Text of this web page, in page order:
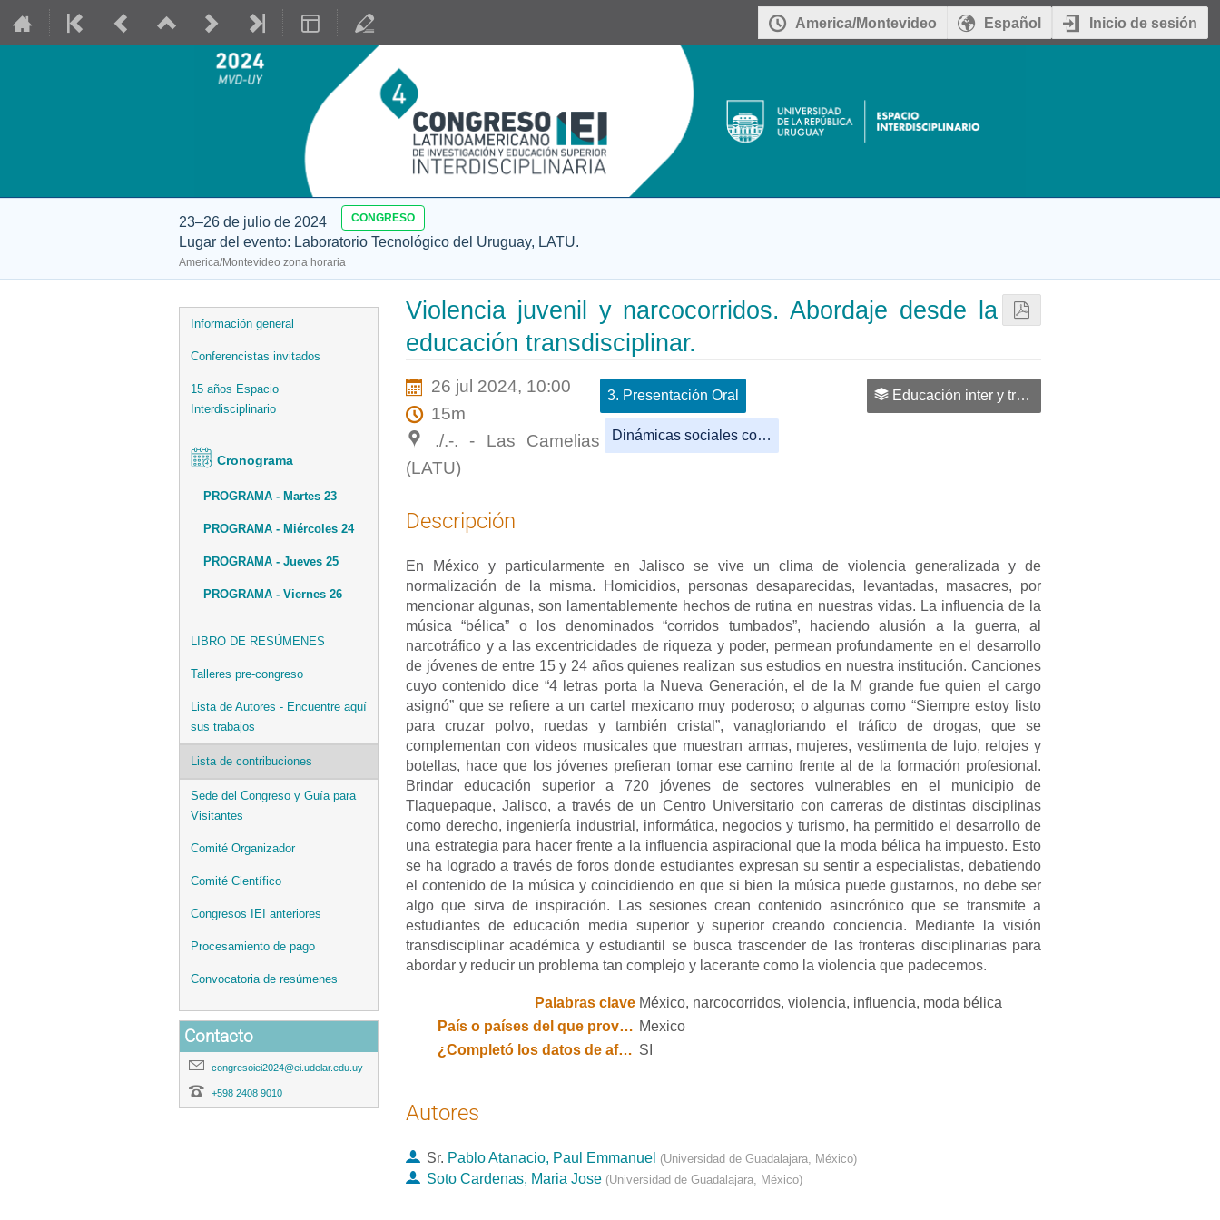
America/Montevideo Español Inicio de sesión
23–26 de julio de 2024 CONGRESO
Lugar del evento: Laboratorio Tecnológico del Uruguay, LATU.
America/Montevideo zona horaria
Event
menu
Información general
Conferencistas invitados
15 años Espacio
Interdisciplinario
Cronograma
PROGRAMA - Martes 23
PROGRAMA - Miércoles 24
PROGRAMA - Jueves 25
PROGRAMA - Viernes 26
LIBRO DE RESÚMENES
Talleres pre-congreso
Lista de Autores - Encuentre aquí
sus trabajos
Lista de contribuciones
Sede del Congreso y Guía para
Visitantes
Comité Organizador
Comité Científico
Congresos IEI anteriores
Procesamiento de pago
Convocatoria de resúmenes
Contacto
congresoiei2024@ei.udelar.edu.uy
+598 2408 9010
Violencia juvenil y narcocorridos. Abordaje desde la
educación transdisciplinar.
26 jul 2024, 10:00
15m
./.-. - Las Camelias
(LATU)
3. Presentación Oral Educación inter y transdisciplinaria
Dinámicas sociales complejas
Descripción
En México y particularmente en Jalisco se vive un clima de violencia generalizada y de
normalización de la misma. Homicidios, personas desaparecidas, levantadas, masacres, por
mencionar algunas, son lamentablemente hechos de rutina en nuestras vidas. La influencia de la
música “bélica” o los denominados “corridos tumbados”, haciendo alusión a la guerra, al
narcotráfico y a las excentricidades de riqueza y poder, permean profundamente en el desarrollo
de jóvenes de entre 15 y 24 años quienes realizan sus estudios en nuestra institución. Canciones
cuyo contenido dice “4 letras porta la Nueva Generación, el de la M grande fue quien el cargo
asignó” que se refiere a un cartel mexicano muy poderoso; o algunas como “Siempre estoy listo
para cruzar polvo, ruedas y también cristal”, vanagloriando el tráfico de drogas, que se
complementan con videos musicales que muestran armas, mujeres, vestimenta de lujo, relojes y
botellas, hace que los jóvenes prefieran tomar ese camino frente al de la formación profesional.
Brindar educación superior a 720 jóvenes de sectores vulnerables en el municipio de
Tlaquepaque, Jalisco, a través de un Centro Universitario con carreras de distintas disciplinas
como derecho, ingeniería industrial, informática, negocios y turismo, ha permitido el desarrollo de
una estrategia para hacer frente a la influencia aspiracional que la moda bélica ha impuesto. Esto
se ha logrado a través de foros donde estudiantes expresan su sentir a especialistas, debatiendo
el contenido de la música y coincidiendo en que si bien la música puede gustarnos, no debe ser
algo que sirva de inspiración. Las sesiones crean contenido asincrónico que se transmite a
estudiantes de educación media superior y superior creando conciencia. Mediante la visión
transdisciplinar académica y estudiantil se busca trascender de las fronteras disciplinarias para
abordar y reducir un problema tan complejo y lacerante como la violencia que padecemos.
Palabras clave México, narcocorridos, violencia, influencia, moda bélica
País o países del que provienen los autores Mexico
¿Completó los datos de afiliación institucional y país de todos los autores? SI
Autores
Sr. Pablo Atanacio, Paul Emmanuel (Universidad de Guadalajara, México)
Soto Cardenas, Maria Jose (Universidad de Guadalajara, México)